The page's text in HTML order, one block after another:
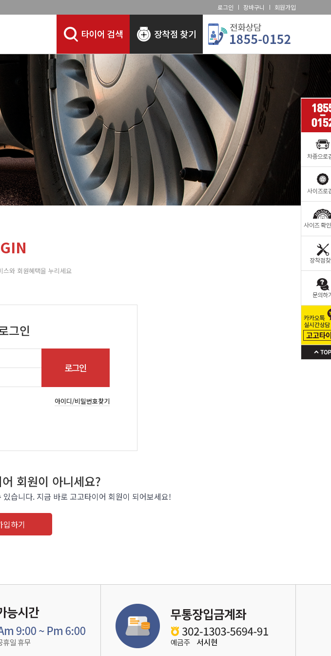
로그인 장바구니 회원가입
스와 회원혜택을 누리세요
그인
아이디/비밀번호찾기
회원이 아니세요?
습니다. 지금 바로 고고타이어 회원이 되어보세요!
입하기